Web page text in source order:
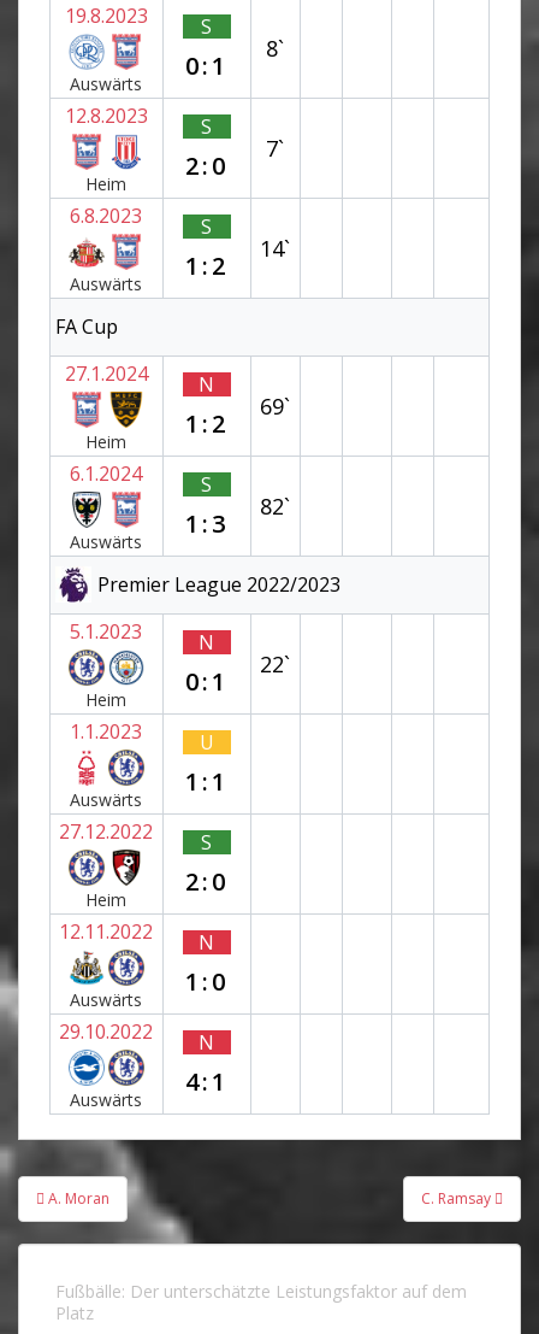
19.8.2023
Auswärts
S
0:1
8`
12.8.2023
Heim
S
2:0
7`
6.8.2023
Auswärts
S
1:2
14`
FA Cup
27.1.2024
Heim
N
1:2
69`
6.1.2024
Auswärts
S
1:3
82`
Premier League 2022/2023
5.1.2023
Heim
N
0:1
22`
1.1.2023
Auswärts
U
1:1
27.12.2022
Heim
S
2:0
12.11.2022
Auswärts
N
1:0
29.10.2022
Auswärts
N
4:1
Beitragsnavigation
A. Moran C. Ramsay
Fußbälle: Der unterschätzte Leistungsfaktor auf dem
Platz